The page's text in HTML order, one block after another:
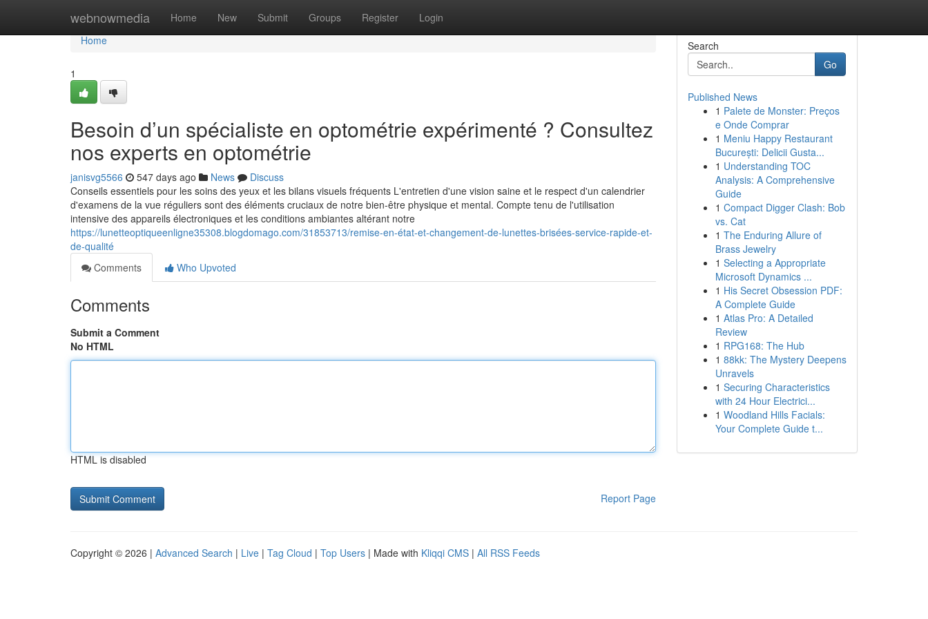
webnowmedia Home New Submit Groups Register Login
Home
Home
1
Besoin d’un spécialiste en optométrie expérimenté ? Consultez
nos experts en optométrie
janisvg5566 547 days ago News
Discuss
Conseils essentiels pour les soins des yeux et les bilans visuels fréquents L'entretien d'une vision saine et le respect d'un calendrier
d'examens de la vue réguliers sont des éléments cruciaux de notre bien-être physique et mental. Compte tenu de l'utilisation
intensive des appareils électroniques et les conditions ambiantes altérant notre
https://lunetteoptiqueenligne35308.blogdomago.com/31853713/remise-en-état-et-changement-de-lunettes-brisées-service-rapide-et-
de-qualité
Comments
Who Upvoted
Comments
Submit a Comment
No HTML
HTML is disabled
Report Page
Search
Go
Published News
1 Palete de Monster: Preços
e Onde Comprar
1 Meniu Happy Restaurant
București: Delicii Gusta...
1 Understanding TOC
Analysis: A Comprehensive
Guide
1 Compact Digger Clash: Bob
vs. Cat
1 The Enduring Allure of
Brass Jewelry
1 Selecting a Appropriate
Microsoft Dynamics ...
1 His Secret Obsession PDF:
A Complete Guide
1 Atlas Pro: A Detailed
Review
1 RPG168: The Hub
1 88kk: The Mystery Deepens
Unravels
1 Securing Characteristics
with 24 Hour Electrici...
1 Woodland Hills Facials:
Your Complete Guide t...
Copyright © 2026 | Advanced Search | Live | Tag Cloud | Top Users | Made with Kliqqi CMS | All RSS Feeds